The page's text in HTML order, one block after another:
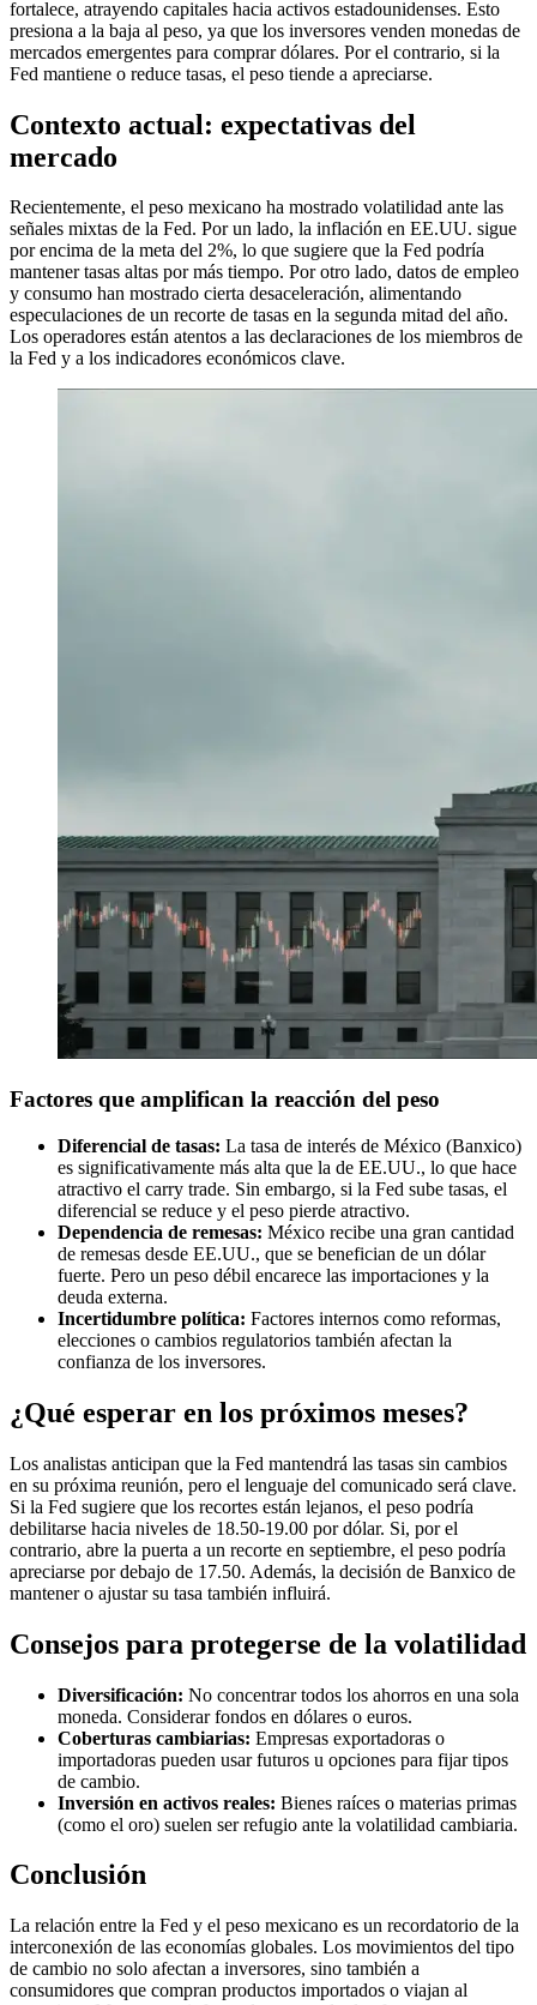
fortalece, atrayendo capitales hacia activos estadounidenses. Esto
presiona a la baja al peso, ya que los inversores venden monedas de
mercados emergentes para comprar dólares. Por el contrario, si la
Fed mantiene o reduce tasas, el peso tiende a apreciarse.
Contexto actual: expectativas del
mercado
Recientemente, el peso mexicano ha mostrado volatilidad ante las
señales mixtas de la Fed. Por un lado, la inflación en EE.UU. sigue
por encima de la meta del 2%, lo que sugiere que la Fed podría
mantener tasas altas por más tiempo. Por otro lado, datos de empleo
y consumo han mostrado cierta desaceleración, alimentando
especulaciones de un recorte de tasas en la segunda mitad del año.
Los operadores están atentos a las declaraciones de los miembros de
la Fed y a los indicadores económicos clave.
Factores que amplifican la reacción del peso
Diferencial de tasas: La tasa de interés de México (Banxico)
es significativamente más alta que la de EE.UU., lo que hace
atractivo el carry trade. Sin embargo, si la Fed sube tasas, el
diferencial se reduce y el peso pierde atractivo.
Dependencia de remesas: México recibe una gran cantidad
de remesas desde EE.UU., que se benefician de un dólar
fuerte. Pero un peso débil encarece las importaciones y la
deuda externa.
Incertidumbre política: Factores internos como reformas,
elecciones o cambios regulatorios también afectan la
confianza de los inversores.
¿Qué esperar en los próximos meses?
Los analistas anticipan que la Fed mantendrá las tasas sin cambios
en su próxima reunión, pero el lenguaje del comunicado será clave.
Si la Fed sugiere que los recortes están lejanos, el peso podría
debilitarse hacia niveles de 18.50-19.00 por dólar. Si, por el
contrario, abre la puerta a un recorte en septiembre, el peso podría
apreciarse por debajo de 17.50. Además, la decisión de Banxico de
mantener o ajustar su tasa también influirá.
Consejos para protegerse de la volatilidad
Diversificación: No concentrar todos los ahorros en una sola
moneda. Considerar fondos en dólares o euros.
Coberturas cambiarias: Empresas exportadoras o
importadoras pueden usar futuros u opciones para fijar tipos
de cambio.
Inversión en activos reales: Bienes raíces o materias primas
(como el oro) suelen ser refugio ante la volatilidad cambiaria.
Conclusión
La relación entre la Fed y el peso mexicano es un recordatorio de la
interconexión de las economías globales. Los movimientos del tipo
de cambio no solo afectan a inversores, sino también a
consumidores que compran productos importados o viajan al